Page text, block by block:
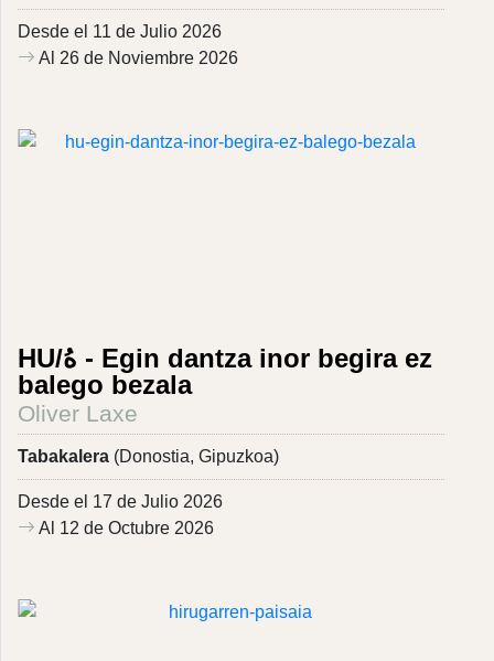
Desde el 11 de Julio 2026
Al 26 de Noviembre 2026
HU/هُ - Egin dantza inor begira ez
balego bezala
Oliver Laxe
Tabakalera (Donostia, Gipuzkoa)
Desde el 17 de Julio 2026
Al 12 de Octubre 2026